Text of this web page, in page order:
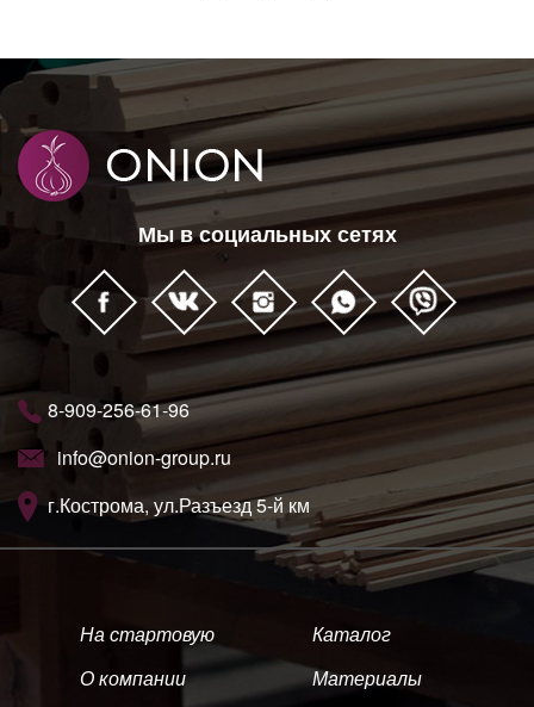
Мы в социальных сетях
8-909-256-61-96
info@onion-group.ru
г.Кострома, ул.Разъезд 5-й км
На стартовую
О компании
Каталог
Материалы